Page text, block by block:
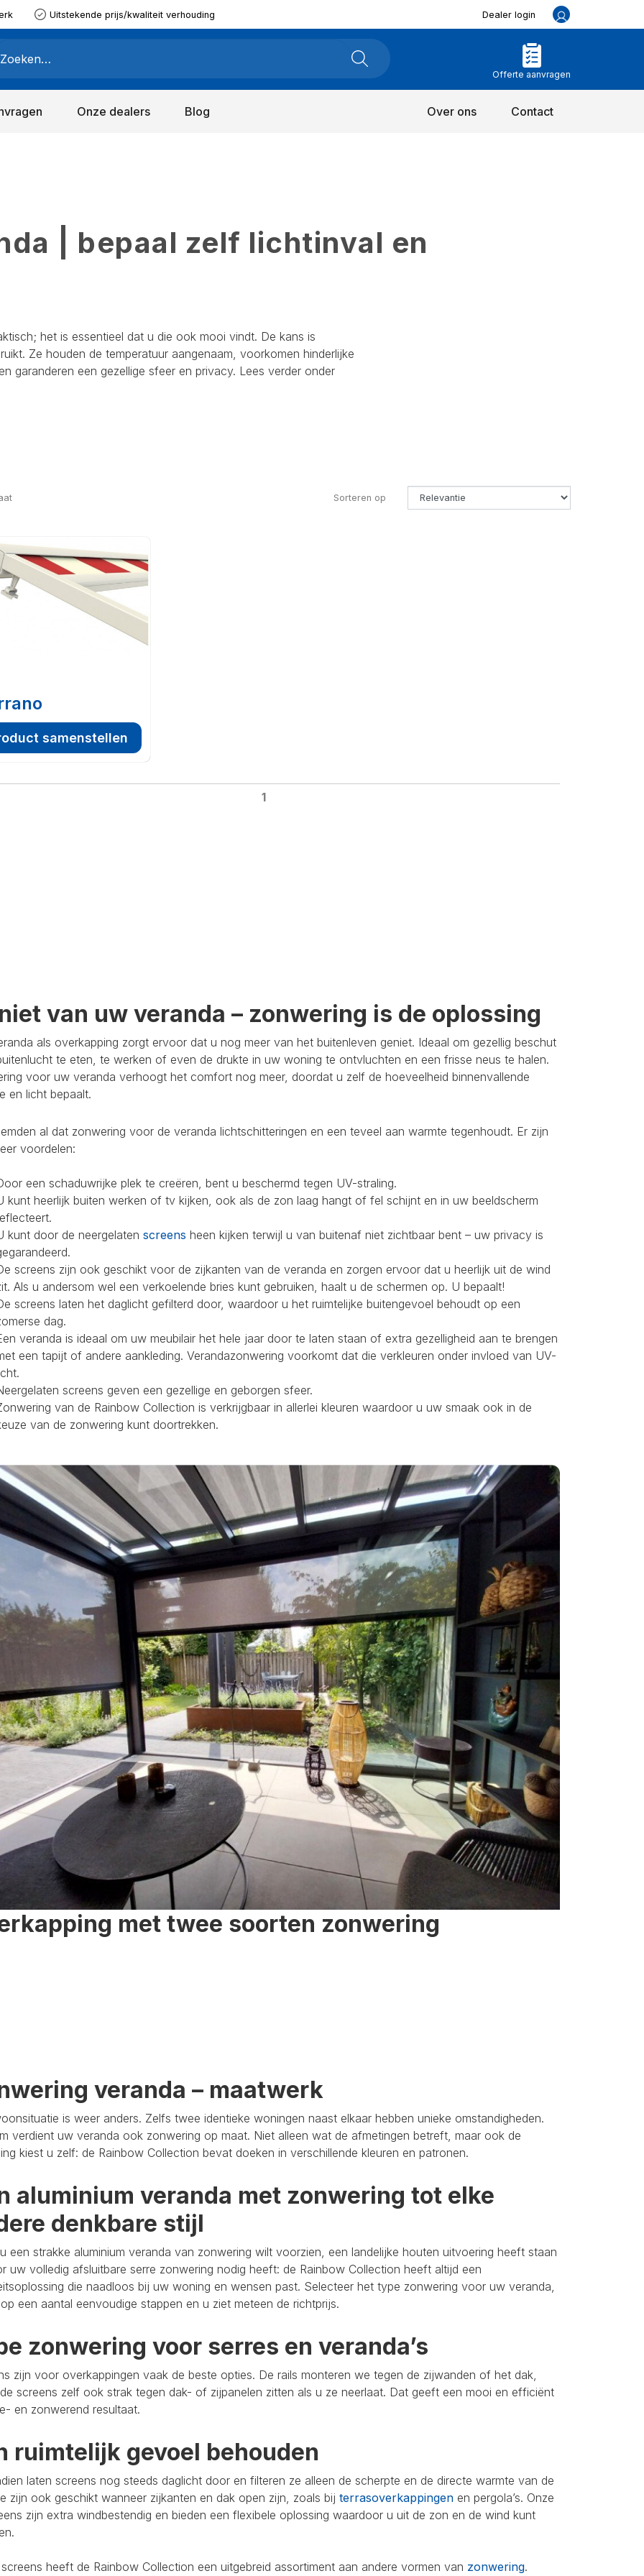
Uitstekende prijs/kwaliteit verhouding Dealer login
Offerte aanvragen
Onze dealers Blog Over ons Contact
| bepaal zelf lichtinval en
het is essentieel dat u die ook mooi vindt. De kans is
Ze houden de temperatuur aangenaam, voorkomen hinderlijke
garanderen een gezellige sfeer en privacy. Lees verder onder
Sorteren op
samenstellen
1
van uw veranda – zonwering is de oplossing
als overkapping zorgt ervoor dat u nog meer van het buitenleven geniet. Ideaal om gezellig beschut
te eten, te werken of even de drukte in uw woning te ontvluchten en een frisse neus te halen.
voor uw veranda verhoogt het comfort nog meer, doordat u zelf de hoeveelheid binnenvallende
en licht bepaalt.
al dat zonwering voor de veranda lichtschitteringen en een teveel aan warmte tegenhoudt. Er zijn
voordelen:
een schaduwrijke plek te creëren, bent u beschermd tegen UV-straling.
kunt heerlijk buiten werken of tv kijken, ook als de zon laag hangt of fel schijnt en in uw beeldscherm
kunt door de neergelaten screens heen kijken terwijl u van buitenaf niet zichtbaar bent – uw privacy is
screens zijn ook geschikt voor de zijkanten van de veranda en zorgen ervoor dat u heerlijk uit de wind
Als u andersom wel een verkoelende bries kunt gebruiken, haalt u de schermen op. U bepaalt!
screens laten het daglicht gefilterd door, waardoor u het ruimtelijke buitengevoel behoudt op een
dag.
veranda is ideaal om uw meubilair het hele jaar door te laten staan of extra gezelligheid aan te brengen
een tapijt of andere aankleding. Verandazonwering voorkomt dat die verkleuren onder invloed van UV-
screens geven een gezellige en geborgen sfeer.
van de Rainbow Collection is verkrijgbaar in allerlei kleuren waardoor u uw smaak ook in de
van de zonwering kunt doortrekken.
met twee soorten zonwering
veranda – maatwerk
is weer anders. Zelfs twee identieke woningen naast elkaar hebben unieke omstandigheden.
verdient uw veranda ook zonwering op maat. Niet alleen wat de afmetingen betreft, maar ook de
kiest u zelf: de Rainbow Collection bevat doeken in verschillende kleuren en patronen.
aluminium veranda met zonwering tot elke
denkbare stijl
een strakke aluminium veranda van zonwering wilt voorzien, een landelijke houten uitvoering heeft staan
uw volledig afsluitbare serre zonwering nodig heeft: de Rainbow Collection heeft altijd een
die naadloos bij uw woning en wensen past. Selecteer het type zonwering voor uw veranda,
een aantal eenvoudige stappen en u ziet meteen de richtprijs.
zonwering voor serres en veranda’s
zijn voor overkappingen vaak de beste opties. De rails monteren we tegen de zijwanden of het dak,
screens zelf ook strak tegen dak- of zijpanelen zitten als u ze neerlaat. Dat geeft een mooi en efficiënt
en zonwerend resultaat.
ruimtelijk gevoel behouden
laten screens nog steeds daglicht door en filteren ze alleen de scherpte en de directe warmte van de
zijn ook geschikt wanneer zijkanten en dak open zijn, zoals bij terrasoverkappingen en pergola’s. Onze
zijn extra windbestendig en bieden een flexibele oplossing waardoor u uit de zon en de wind kunt
heeft de Rainbow Collection een uitgebreid assortiment aan andere vormen van zonwering.